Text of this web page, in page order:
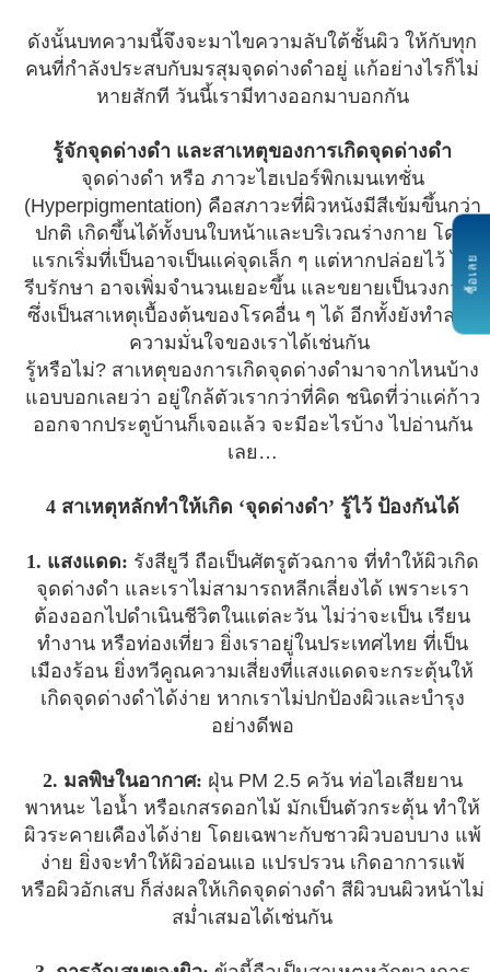
ดังนั้นบทความนี้จึงจะมาไขความลับใต้ชั้นผิว ให้กับทุก
คนที่กำลังประสบกับมรสุมจุดด่างดำอยู่ แก้อย่างไรก็ไม่
หายสักที วันนี้เรามีทางออกมาบอกกัน
รู้จักจุดด่างดำ และสาเหตุของการเกิดจุดด่างดำ
จุดด่างดำ หรือ ภาวะไฮเปอร์พิกเมนเทชั่น
(Hyperpigmentation) คือสภาวะที่ผิวหนังมีสีเข้มขึ้นกว่า
ปกติ เกิดขึ้นได้ทั้งบนใบหน้าและบริเวณร่างกาย โดย
แรกเริ่มที่เป็นอาจเป็นแค่จุดเล็ก ๆ แต่หากปล่อยไว้ ไม่
รีบรักษา อาจเพิ่มจำนวนเยอะขึ้น และขยายเป็นวงกว้าง
ซึ่งเป็นสาเหตุเบื้องต้นของโรคอื่น ๆ ได้ อีกทั้งยังทำลาย
ความมั่นใจของเราได้เช่นกัน
รู้หรือไม่? สาเหตุของการเกิดจุดด่างดำมาจากไหนบ้าง
แอบบอกเลยว่า อยู่ใกล้ตัวเรากว่าที่คิด ชนิดที่ว่าแค่ก้าว
ออกจากประตูบ้านก็เจอแล้ว จะมีอะไรบ้าง ไปอ่านกัน
เลย…
4 สาเหตุหลักทำให้เกิด ‘จุดด่างดำ’ รู้ไว้ ป้องกันได้
1. แสงแดด: รังสียูวี ถือเป็นศัตรูตัวฉกาจ ที่ทำให้ผิวเกิด
จุดด่างดำ และเราไม่สามารถหลีกเลี่ยงได้ เพราะเรา
ต้องออกไปดำเนินชีวิตในแต่ละวัน ไม่ว่าจะเป็น เรียน
ทำงาน หรือท่องเที่ยว ยิ่งเราอยู่ในประเทศไทย ที่เป็น
เมืองร้อน ยิ่งทวีคูณความเสี่ยงที่แสงแดดจะกระตุ้นให้
เกิดจุดด่างดำได้ง่าย หากเราไม่ปกป้องผิวและบำรุง
อย่างดีพอ
2. มลพิษในอากาศ: ฝุ่น PM 2.5 ควัน ท่อไอเสียยาน
พาหนะ ไอน้ำ หรือเกสรดอกไม้ มักเป็นตัวกระตุ้น ทำให้
ผิวระคายเคืองได้ง่าย โดยเฉพาะกับชาวผิวบอบบาง แพ้
ง่าย ยิ่งจะทำให้ผิวอ่อนแอ แปรปรวน เกิดอาการแพ้
หรือผิวอักเสบ ก็ส่งผลให้เกิดจุดด่างดำ สีผิวบนผิวหน้าไม่
สม่ำเสมอได้เช่นกัน
ซื้อเลย